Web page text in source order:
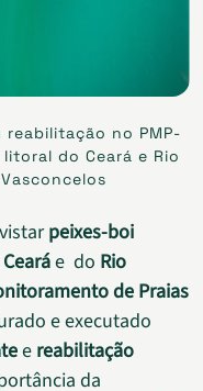
no PMP-
do Ceará e Rio
peixes-boi
Cearáe do Rio
de Praias
e executado
e reabilitação
da